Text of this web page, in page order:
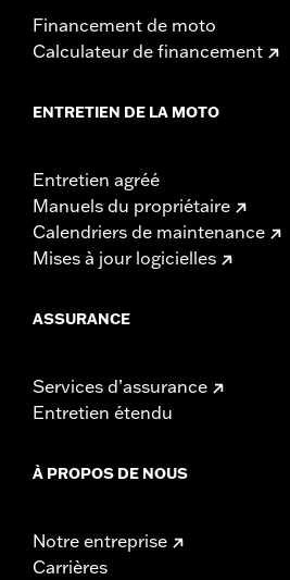
Financement de moto
Calculateur de financement
ENTRETIEN DE LA MOTO
Entretien agréé
Manuels du propriétaire
Calendriers de maintenance
Mises à jour logicielles
ASSURANCE
Services d’assurance
Entretien étendu
À PROPOS DE NOUS
Notre entreprise
Carrières